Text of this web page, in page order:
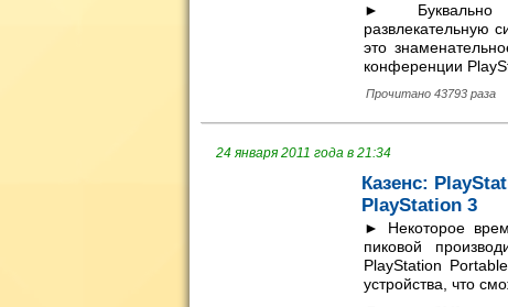
► Буквально
развлекательную
это
конференции
Прочитано 43793 раза
24 января 2011 года в 21:34
Казенс:
PlayStation 3
► Некоторое
пиковой
PlayStation
устройства, что